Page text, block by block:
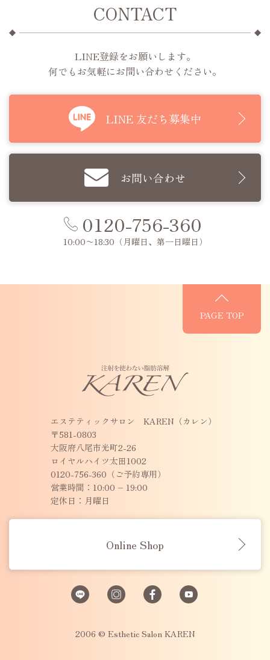
CONTACT
LINE登録をお願いします。
何でもお気軽にお問い合わせください。
LINE 友だち募集中
お問い合わせ
0120-756-360
10:00〜18:30 （月曜日、第一日曜日）
PAGE TOP
エステティックサロン KAREN（カレン）
〒581-0803
大阪府八尾市光町2-26
ロイヤルハイツ太田1002
0120-756-360（ご予約専用）
営業時間：10:00 – 19:00
定休日：月曜日
Online Shop
2006 © Esthetic Salon KAREN